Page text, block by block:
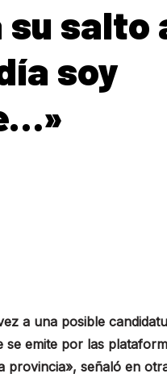
salto
soy
a una posible
emite por las
provincia», señaló en